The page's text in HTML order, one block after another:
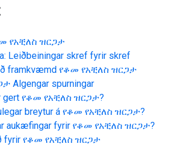
የአቺለስ ዝርጋታ
Leiðbeiningar skref fyrir skref
framkvæmd የቆመ የአቺለስ ዝርጋታ
Algengar spurningar
gert የቆመ የአቺለስ ዝርጋታ?
breytur á የቆመ የአቺለስ ዝርጋታ?
aukæfingar fyrir የቆመ የአቺለስ ዝርጋታ?
fyrir የቆመ የአቺለስ ዝርጋታ